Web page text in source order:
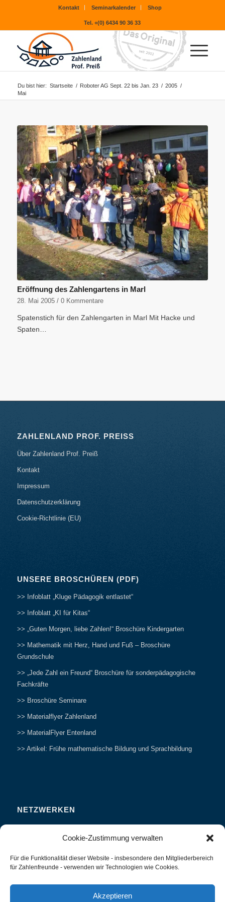
Cookie-Zustimmung verwalten
Für die Funktionalität dieser Website - insbesondere den Mitgliederbereich
für Zahlenfreunde - verwenden wir Technologien wie Cookies.
Akzeptieren
Kontakt Seminarkalender Shop
Tel. +(0) 6434 90 36 33
Du bist hier: Startseite / Roboter AG Sept. 22 bis Jan. 23 / 2005 /
Mai
Eröffnung des Zahlengartens in Marl
28. Mai 2005 / 0 Kommentare
Spatenstich für den Zahlengarten in Marl Mit Hacke und
Spaten…
ZAHLENLAND PROF. PREISS
Über Zahlenland Prof. Preiß
Kontakt
Impressum
Datenschutzerklärung
Cookie-Richtlinie (EU)
UNSERE BROSCHÜREN (PDF)
>> Infoblatt „Kluge Pädagogik entlastet“
>> Infoblatt „KI für Kitas“
>> „Guten Morgen, liebe Zahlen!“ Broschüre Kindergarten
>> Mathematik mit Herz, Hand und Fuß – Broschüre
Grundschule
>> „Jede Zahl ein Freund“ Broschüre für sonderpädagogische
Fachkräfte
>> Broschüre Seminare
>> Materialflyer Zahlenland
>> MaterialFlyer Entenland
>> Artikel: Frühe mathematische Bildung und Sprachbildung
NETZWERKEN
Studieren
Interviews und Erfahrungsberichte